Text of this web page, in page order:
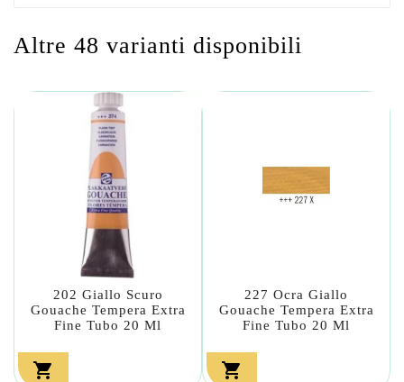
Altre 48 varianti disponibili
202 Giallo Scuro
Gouache Tempera Extra
Fine Tubo 20 Ml

227 Ocra Giallo
Gouache Tempera Extra
Fine Tubo 20 Ml
